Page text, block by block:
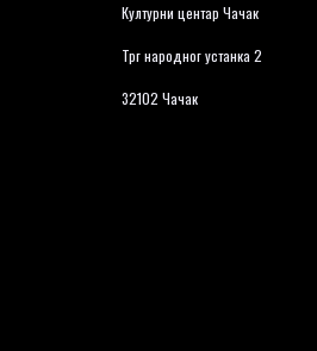
Културни центар Чачак
Трг народног устанка 2
32102 Чачак